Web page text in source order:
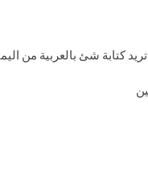
كتابة شئ بالعربية من